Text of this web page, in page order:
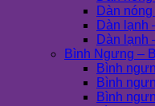
Dàn
Dàn lạnh
Dàn lạnh
Bình Ngưng –
Bình
Bình
Bình